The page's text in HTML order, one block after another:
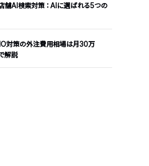
舗AI検索対策：AIに選ばれる5つの
対策の外注費用相場は月30万
解説